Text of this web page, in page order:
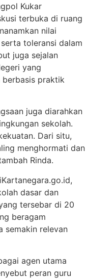
Kukar
terbuka di ruang
nilai
toleransi dalam
juga sejalan
yang
berbasis praktik
juga diarahkan
sekolah.
Dari situ,
menghormati dan
Rinda.
dasar dan
tersebar di 20
beragam
semakin relevan
agen utama
peran guru